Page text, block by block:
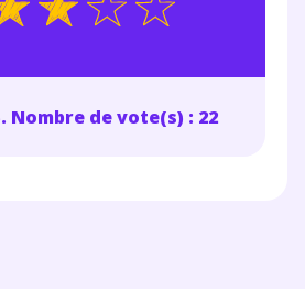
Nombre de vote(s) : 22